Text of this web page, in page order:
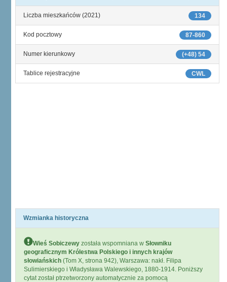
134
Liczba mieszkańców (2021)
87-860
Kod pocztowy
(+48) 54
Numer kierunkowy
CWL
Tablice rejestracyjne
Wzmianka historyczna
Wieś Sobiczewy została wspomniana w Słowniku
geograficznym Królestwa Polskiego i innych krajów
słowiańskich (Tom X, strona 942), Warszawa: nakł. Filipa
Sulimierskiego i Władysława Walewskiego, 1880-1914. Poniższy
cytat został ptrzetworzony automatycznie za pomocą